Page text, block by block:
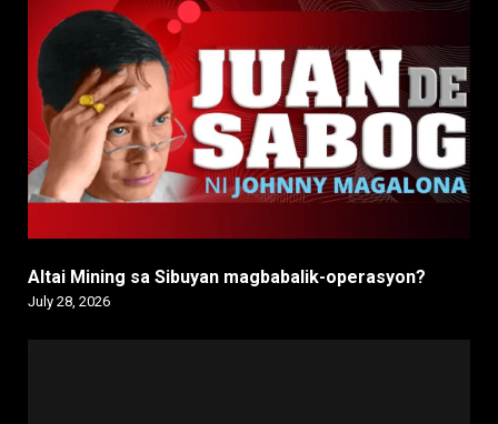
Altai Mining sa Sibuyan magbabalik-operasyon?
July 28, 2026